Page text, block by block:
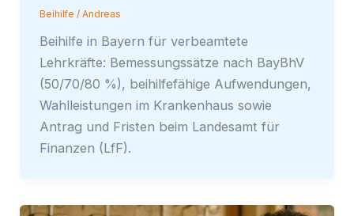
Beihilfe / Andreas
Beihilfe in Bayern für verbeamtete
Lehrkräfte: Bemessungssätze nach BayBhV
(50/70/80 %), beihilfefähige Aufwendungen,
Wahlleistungen im Krankenhaus sowie
Antrag und Fristen beim Landesamt für
Finanzen (LfF).